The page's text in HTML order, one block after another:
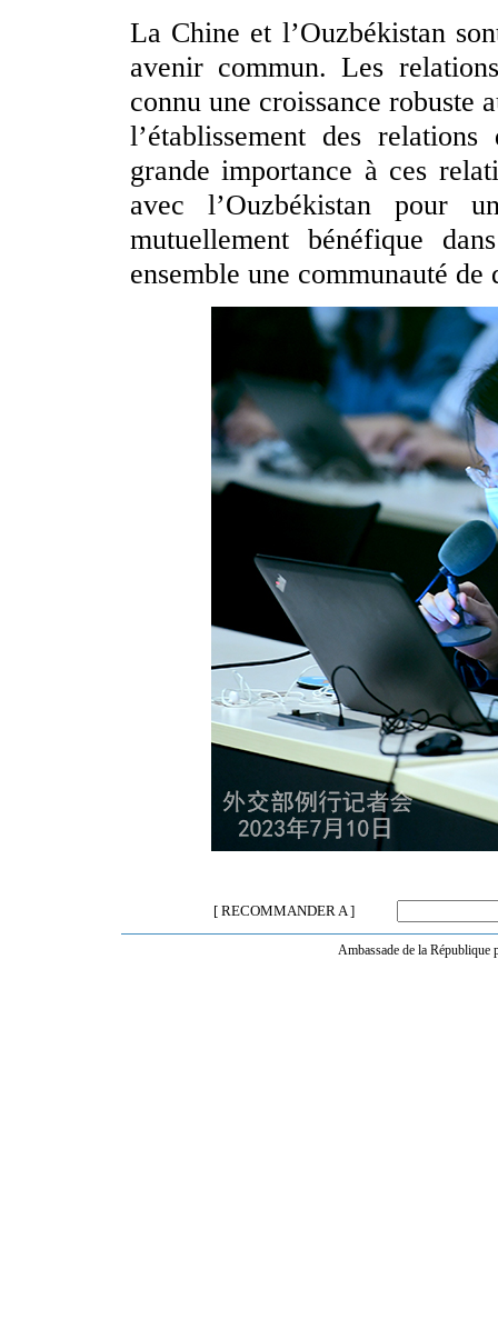
La Chine et l’Ouzbékistan
avenir commun. Les
connu une croissance robuste
l’établissement des
grande importance à ces
avec l’Ouzbékistan pour
mutuellement bénéfique
ensemble une communauté
[ RECOMMANDER A ]
Ambassade de la République